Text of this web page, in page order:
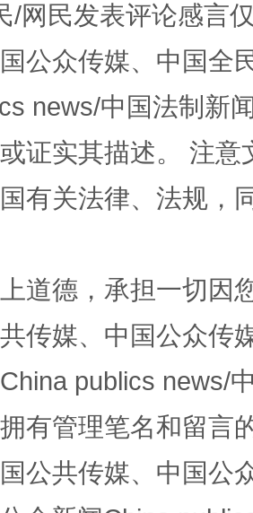
储一体化项目 走
/网民发表评论感言
公众传媒、中国全
news/中国法制新
证实其描述。 注
有关法律、法规，
道德，承担一切因
传媒、中国公众传
publics news/
有管理笔名和留言
公共传媒、中国公